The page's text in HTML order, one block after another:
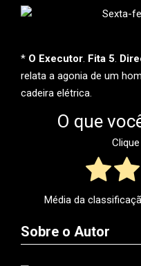
* O Executor. Fita 5.
relata a agonia de um
cadeira elétrica.
O que
Média da
Sobre o Autor